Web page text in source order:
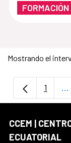
FORMACIÓN
Mostrando el
Página
1 ...
CCEM |
ECUATORIAL